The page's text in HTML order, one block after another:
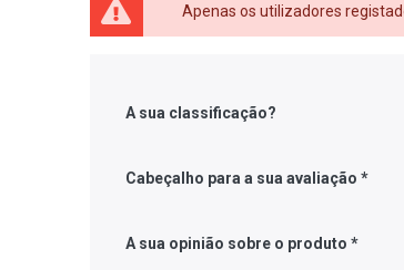
Apenas os utilizadores
A sua classificação?
Cabeçalho para a sua avaliação
A sua opinião sobre o produto